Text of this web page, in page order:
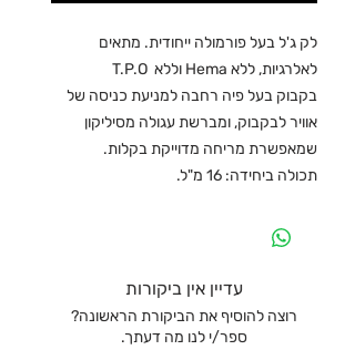
לק ג'ל בעל פורמולה ייחודית. מתאים
לאלרגיות, ללא Hema וללא T.P.O
בקבוק בעל פיה רחבה למניעת כניסה של
אוויר לבקבוק, ומברשת עגולה מסיליקון
שמאפשרת מריחה מדוייקת בקלות.
תכולה ביחידה: 16 מ"ל.
עדיין אין ביקורות
רוצה להוסיף את הביקורת הראשונה?
ספר/י לנו מה דעתך.